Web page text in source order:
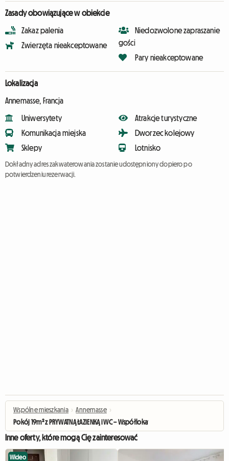
Zasady obowiązujące w obiekcie
Zakaz palenia
Zwierzęta nieakceptowane
Niedozwolone zapraszanie
gości
Pary nieakceptowane
Lokalizacja
Annemasse, Francja
Uniwersytety
Komunikacja miejska
Sklepy
Atrakcje turystyczne
Dworzec kolejowy
Lotnisko
Dokładny adres zakwaterowania zostanie udostępniony dopiero po
potwierdzeniu rezerwacji.
Wspólne mieszkania › Annemasse ›
Pokój 19m² z PRYWATNĄ ŁAZIENKĄ i WC – Współlokatorzy przygraniczni
Inne oferty, które mogą Cię zainteresować
Wideo